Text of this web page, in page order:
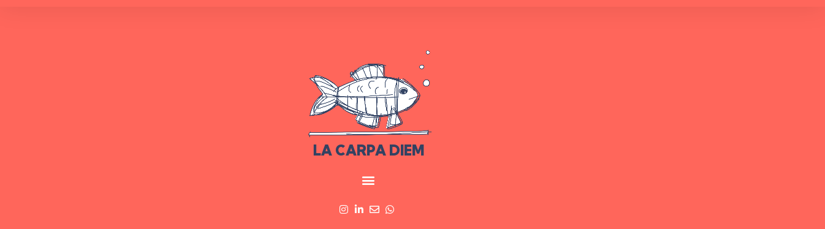
LA CARPA DIEM